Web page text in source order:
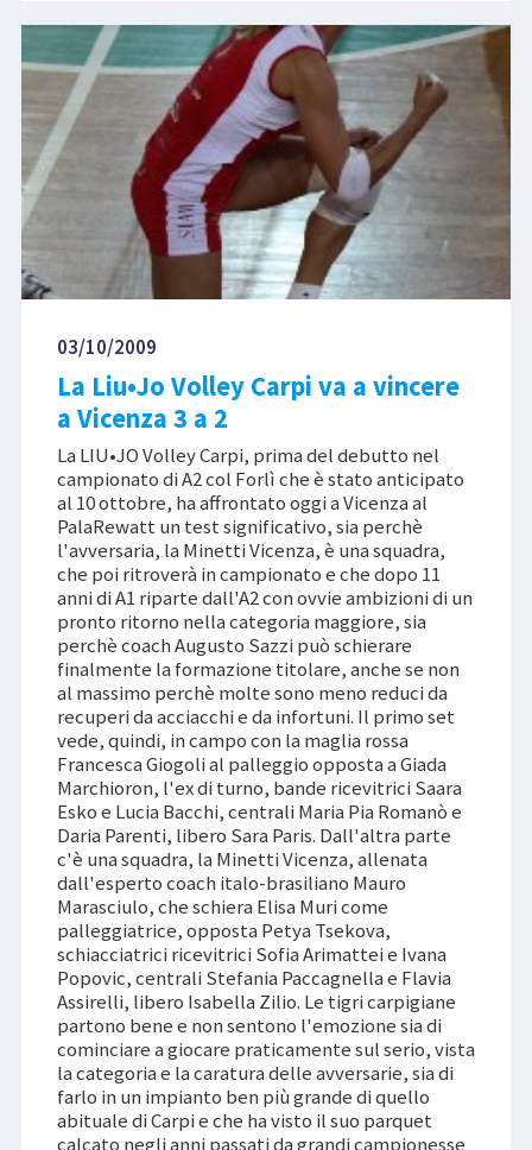
03/10/2009
La Liu•Jo Volley Carpi va a vincere
a Vicenza 3 a 2
La LIU•JO Volley Carpi, prima del debutto nel
campionato di A2 col Forlì che è stato anticipato
al 10 ottobre, ha affrontato oggi a Vicenza al
PalaRewatt un test significativo, sia perchè
l'avversaria, la Minetti Vicenza, è una squadra,
che poi ritroverà in campionato e che dopo 11
anni di A1 riparte dall'A2 con ovvie ambizioni di un
pronto ritorno nella categoria maggiore, sia
perchè coach Augusto Sazzi può schierare
finalmente la formazione titolare, anche se non
al massimo perchè molte sono meno reduci da
recuperi da acciacchi e da infortuni. Il primo set
vede, quindi, in campo con la maglia rossa
Francesca Giogoli al palleggio opposta a Giada
Marchioron, l'ex di turno, bande ricevitrici Saara
Esko e Lucia Bacchi, centrali Maria Pia Romanò e
Daria Parenti, libero Sara Paris. Dall'altra parte
c'è una squadra, la Minetti Vicenza, allenata
dall'esperto coach italo-brasiliano Mauro
Marasciulo, che schiera Elisa Muri come
palleggiatrice, opposta Petya Tsekova,
schiacciatrici ricevitrici Sofia Arimattei e Ivana
Popovic, centrali Stefania Paccagnella e Flavia
Assirelli, libero Isabella Zilio. Le tigri carpigiane
partono bene e non sentono l'emozione sia di
cominciare a giocare praticamente sul serio, vista
la categoria e la caratura delle avversarie, sia di
farlo in un impianto ben più grande di quello
abituale di Carpi e che ha visto il suo parquet
calcato negli anni passati da grandi campionesse